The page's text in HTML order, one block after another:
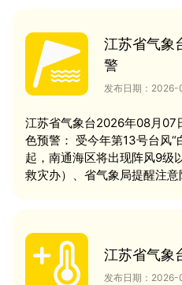
江苏省气象
警
发布日期：
江苏省气象台2026年08月07
色预警： 受今年第13号台风
起，南通海区将出现阵风9级
救灾办）、省气象局提醒注意
江苏省气象
发布日期：